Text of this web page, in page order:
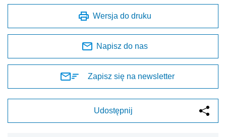
Wersja do druku
Napisz do nas
Zapisz się na newsletter
Udostępnij